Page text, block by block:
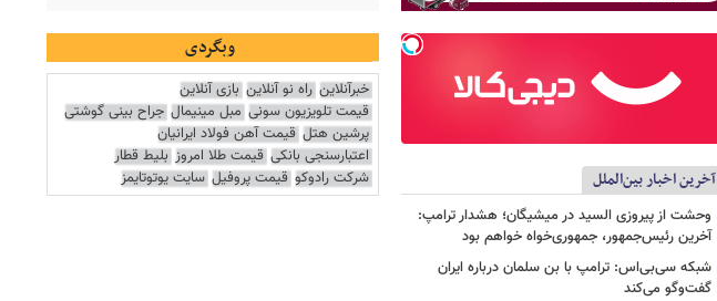
آخرین اخبار بین‌الملل
وحشت از پیروزی السید در میشیگان؛ هشدار ترامپ:
آخرین رئیس‌جمهور، جمهوری‌خواه خواهم بود
شبکه سی‌بی‌اس: ترامپ با بن سلمان درباره ایران
گفت‌وگو می‌کند
وبگردی
خبرآنلاین راه نو آنلاین بازی آنلاین
قیمت تلویزیون سونی مبل مینیمال جراح بینی گوشتی
پرشین هتل قیمت آهن فولاد ایرانیان
اعتبارسنجی بانکی قیمت طلا امروز بلیط قطار
شرکت رادوکو قیمت پروفیل سایت یوتوتایمز